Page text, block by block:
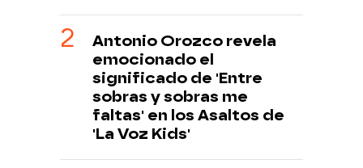
Antonio Orozco revela
emocionado el
significado de 'Entre
sobras y sobras me
faltas' en los Asaltos de
'La Voz Kids'